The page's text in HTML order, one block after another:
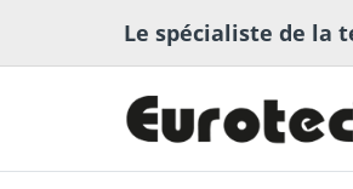
Le spécialiste de la